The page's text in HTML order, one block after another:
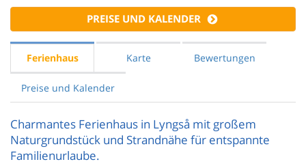
PREISE UND KALENDER
Ferienhaus Karte Bewertungen
Preise und Kalender
Charmantes Ferienhaus in Lyngså mit großem
Naturgrundstück und Strandnähe für entspannte
Familienurlaube.